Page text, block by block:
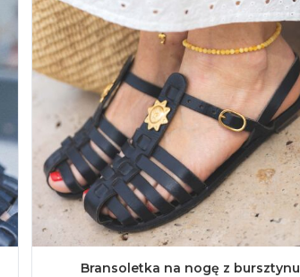
Bransoletka na nogę z bursztynu